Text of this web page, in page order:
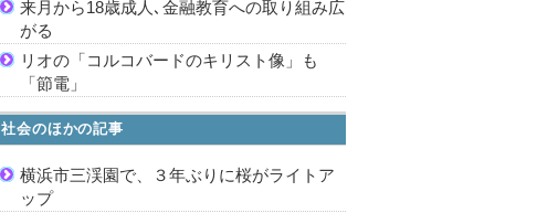
来月から18歳成人､金融教育への取り組み広
がる
リオの「コルコバードのキリスト像」も
「節電」
社会のほかの記事
横浜市三渓園で、３年ぶりに桜がライトア
ップ